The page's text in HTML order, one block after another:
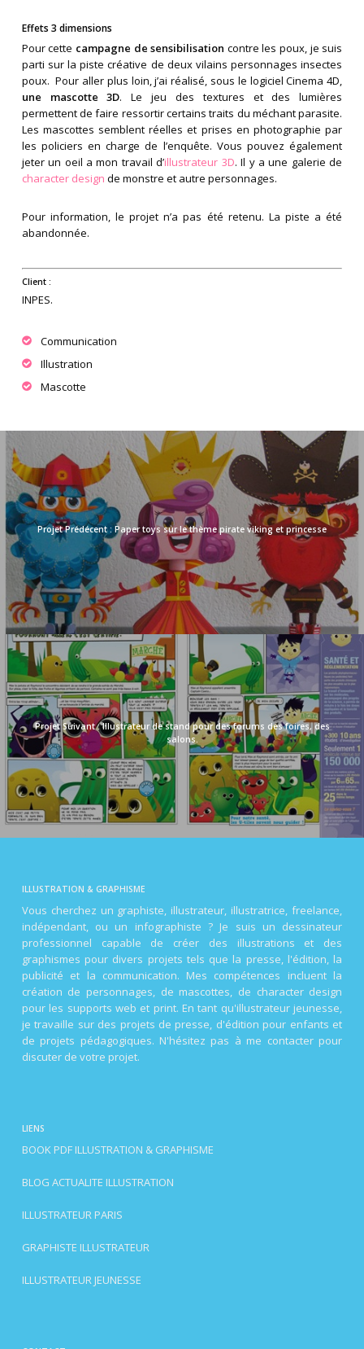
Effets 3 dimensions
Pour cette campagne de sensibilisation contre les poux, je suis
parti sur la piste créative de deux vilains personnages insectes
poux. Pour aller plus loin, j’ai réalisé, sous le logiciel Cinema 4D,
une mascotte 3D. Le jeu des textures et des lumières
permettent de faire ressortir certains traits du méchant parasite.
Les mascottes semblent réelles et prises en photographie par
les policiers en charge de l’enquête. Vous pouvez également
jeter un oeil a mon travail d’illustrateur 3D. Il y a une galerie de
character design de monstre et autre personnages.
Pour information, le projet n’a pas été retenu. La piste a été
abandonnée.
Client :
INPES.
Communication
Illustration
Mascotte
Paper toys sur le thème pirate viking et princesse
Illustrateur de stand pour des forums des foires, des
salons.
ILLUSTRATION & GRAPHISME
Vous cherchez un graphiste, illustrateur, illustratrice, freelance,
indépendant, ou un infographiste ? Je suis un dessinateur
professionnel capable de créer des illustrations et des
graphismes pour divers projets tels que la presse, l'édition, la
publicité et la communication. Mes compétences incluent la
création de personnages, de mascottes, de character design
pour les supports web et print. En tant qu'illustrateur jeunesse,
je travaille sur des projets de presse, d'édition pour enfants et
de projets pédagogiques. N'hésitez pas à me contacter pour
discuter de votre projet.
LIENS
BOOK PDF ILLUSTRATION & GRAPHISME
BLOG ACTUALITE ILLUSTRATION
ILLUSTRATEUR PARIS
GRAPHISTE ILLUSTRATEUR
ILLUSTRATEUR JEUNESSE